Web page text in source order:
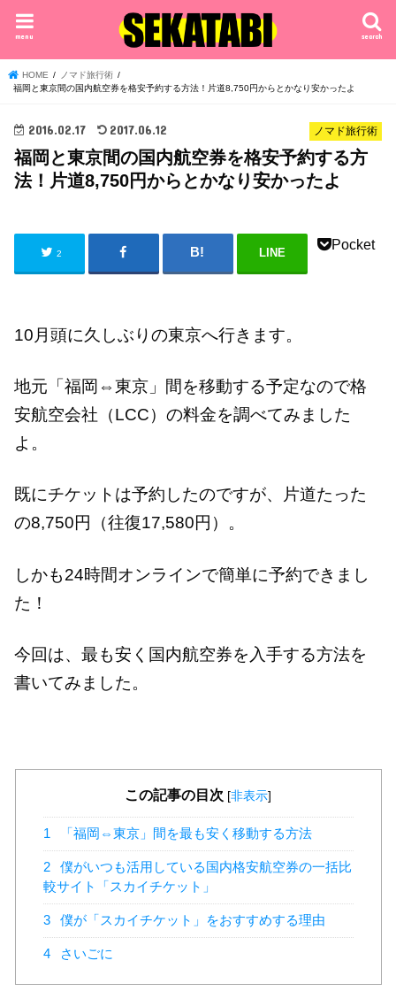
search
menu
HOME
ノマド旅行術
福岡と東京間の国内航空券を格安予約する方法！片道8,750円からとかなり安かったよ
ノマド旅行術
2016.02.17 2017.06.12
福岡と東京間の国内航空券を格安予約する方
法！片道8,750円からとかなり安かったよ
2 LINE
Pocket
10月頭に久しぶりの東京へ行きます。
地元「福岡⇔東京」間を移動する予定なので格
安航空会社（LCC）の料金を調べてみました
よ。
既にチケットは予約したのですが、片道たった
の8,750円（往復17,580円）。
しかも24時間オンラインで簡単に予約できまし
た！
今回は、最も安く国内航空券を入手する方法を
書いてみました。
この記事の目次 [非表示]
1 「福岡⇔東京」間を最も安く移動する方法
2
僕がいつも活用している国内格安航空券の一括比
較サイト「スカイチケット」
3 僕が「スカイチケット」をおすすめする理由
4 さいごに